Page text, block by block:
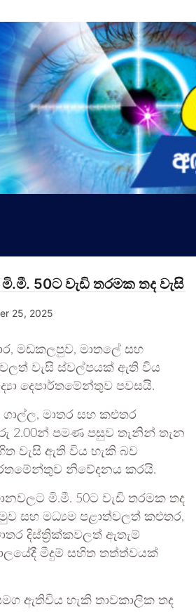
50ට වැඩි තරමක තද වැසි
25, 2025
මඩකලපුව, මාතලේ සහ
වැසි ස්වල්පයක් ඇති විය
දෙපාර්තමේන්තුව පවසයි.
මාතර සහ කළුතර
2.00න් පමණ පසුව තැනින් තැන
වැසි ඇති විය හැකි බව
නිවේදනය කරයි.
මි.මී. 50ට වැඩි තරමක තද
සහ මධ්‍යම පළාත්වලත් කළුතර,
දිස්ත්‍රික්කවලත් ඇතැම්
මීදුම් සහිත තත්ත්වයක්
ඇතිවිය හැකි තාවකාලික තද